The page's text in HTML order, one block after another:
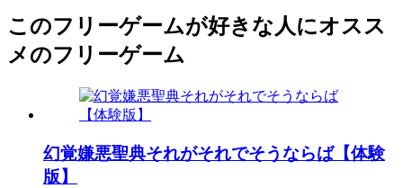
このフリーゲームが好きな人にオスス
メのフリーゲーム
幻覚嫌悪聖典それがそれでそうならば【体験
版】